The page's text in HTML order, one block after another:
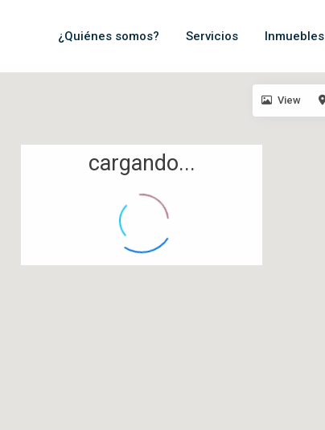
¿Quiénes somos? Servicios Inmuebles
cargando...
View